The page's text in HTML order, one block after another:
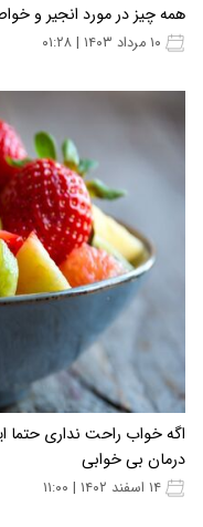
همه چیز در مورد انجیر و
اگه خواب راحت نداری حتما
درمان بی خوابی